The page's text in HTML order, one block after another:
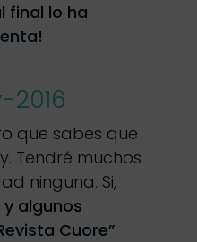
final lo ha
que sabes que
Tendré muchos
ninguna. Si,
algunos
Cuore”